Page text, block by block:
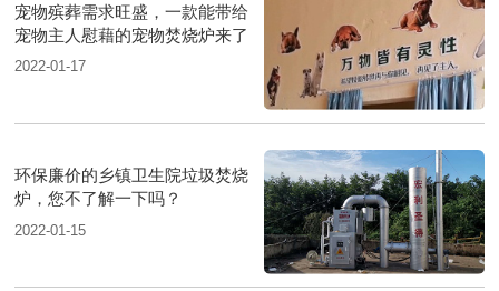
宠物殡葬需求旺盛，一款能带给
宠物主人慰藉的宠物焚烧炉来了
2022-01-17
环保廉价的乡镇卫生院垃圾焚烧
炉，您不了解一下吗？
2022-01-15